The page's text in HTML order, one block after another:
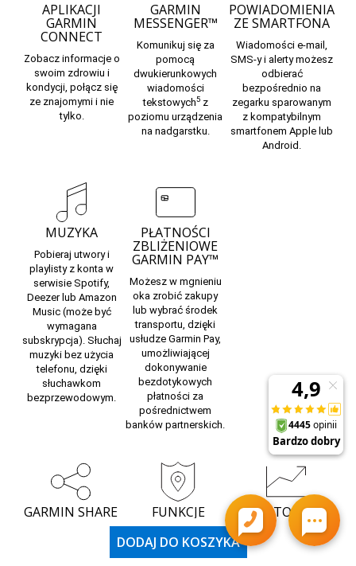
DODAJ DO KOSZYKA
APLIKACJI
GARMIN
CONNECT
Zobacz informacje o
swoim zdrowiu i
kondycji, połącz się
ze znajomymi i nie
tylko.
GARMIN
MESSENGER™
Komunikuj się za
pomocą
dwukierunkowych
wiadomości
tekstowych5z
poziomu urządzenia
na nadgarstku.
POWIADOMIENIA
ZE SMARTFONA
Wiadomości e-mail,
SMS-y i alerty możesz
odbierać
bezpośrednio na
zegarku sparowanym
z kompatybilnym
smartfonem Apple lub
Android.
MUZYKA
Pobieraj utwory i
playlisty z konta w
serwisie Spotify,
Deezer lub Amazon
Music (może być
wymagana
subskrypcja). Słuchaj
muzyki bez użycia
telefonu, dzięki
słuchawkom
bezprzewodowym.
PŁATNOŚCI
ZBLIŻENIOWE
GARMIN PAY™
Możesz w mgnieniu
oka zrobić zakupy
lub wybrać środek
transportu, dzięki
usłudze Garmin Pay,
umożliwiającej
dokonywanie
bezdotykowych
płatności za
pośrednictwem
banków partnerskich.
GARMIN SHARE FUNKCJE
BEZPIECZEŃSTWA
I ŚLEDZENIA
Kiedy poczujesz
MONITOR AKCJI
Monitoruj nawet 50
ulubionych akcji7—